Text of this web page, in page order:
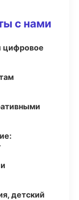
с нами
цифровое
детский